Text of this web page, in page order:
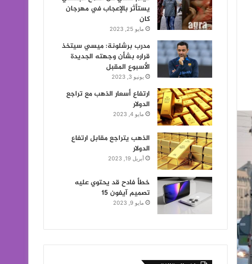
يستأثر بالإعجاب في مهرجان
كان
مايو 25, 2023
مدرب برشلونة: ميسي سيتخذ
قراره بشأن وجهته الجديدة
الأسبوع المقبل
يونيو 3, 2023
ارتفاع أسعار الذهب مع تراجع
الدولار
مايو 4, 2023
الذهب يتراجع مقابل ارتفاع
الدولار
أبريل 19, 2023
خطأ فادح قد يحتوي عليه
تصميم آيفون 15
مايو 9, 2023